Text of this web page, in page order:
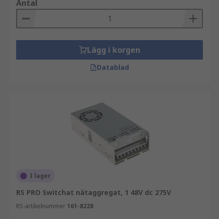
Antal
Lägg i korgen
Datablad
I lager
RS PRO Switchat nätaggregat, 1 48V dc 275V
RS-artikelnummer 161-8228